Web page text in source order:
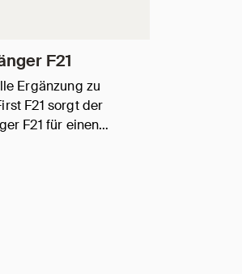
F21
Ergänzung zu
F21 sorgt der
F21 für einen…